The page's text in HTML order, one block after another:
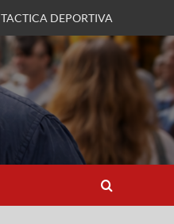
TACTICA DEPORTIVA